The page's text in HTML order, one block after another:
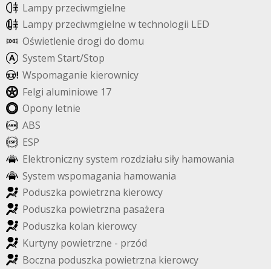
Lampy przeciwmgielne
Lampy przeciwmgielne wtechnologii LED
Oświetlenie drogi do domu
System Start/Stop
Wspomaganie kierownicy
Felgi aluminiowe 17
Opony letnie
ABS
ESP
Elektronicznysystem rozdziału siły hamowania
System wspomagania hamowania
Poduszka powietrzna kierowcy
Poduszka powietrzna pasażera
Poduszka kolan kierowcy
Kurtyny powietrzne - przód
Boczna poduszka powietrzna kierowcy